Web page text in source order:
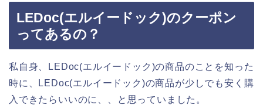
LEDoc(エルイードック)のクーポン
ってあるの？
私自身、LEDoc(エルイードック)の商品のことを知った
時に、LEDoc(エルイードック)の商品が少しでも安く購
入できたらいいのに、、と思っていました。